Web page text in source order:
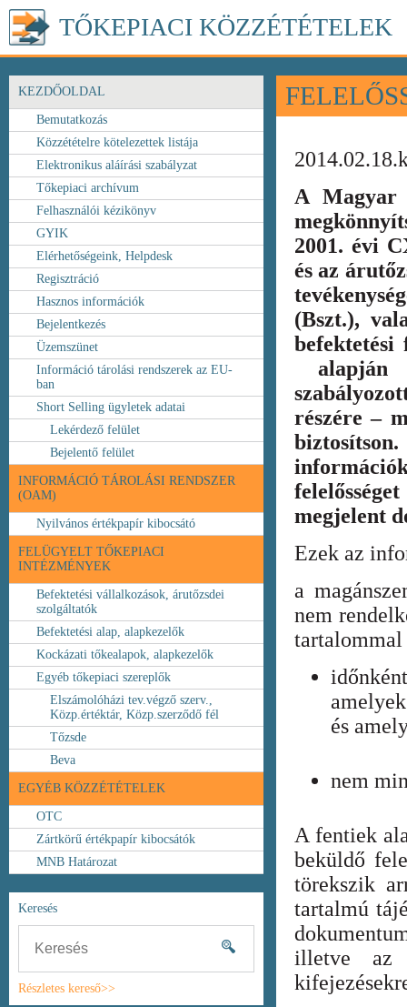
TŐKEPIACI KÖZZÉTÉTELEK
KEZDŐOLDAL
Bemutatkozás
Közzétételre kötelezettek listája
Elektronikus aláírási szabályzat
Tőkepiaci archívum
Felhasználói kézikönyv
GYIK
Elérhetőségeink, Helpdesk
Regisztráció
Hasznos információk
Bejelentkezés
Üzemszünet
Információ tárolási rendszerek az EU-
ban
Short Selling ügyletek adatai
Lekérdező felület
Bejelentő felület
INFORMÁCIÓ TÁROLÁSI RENDSZER
(OAM)
Nyilvános értékpapír kibocsátó
FELÜGYELT TŐKEPIACI
INTÉZMÉNYEK
Befektetési vállalkozások, árutőzsdei
szolgáltatók
Befektetési alap, alapkezelők
Kockázati tőkealapok, alapkezelők
Egyéb tőkepiaci szereplők
Elszámolóházi tev.végző szerv.,
Közp.értéktár, Közp.szerződő fél
Tőzsde
Beva
EGYÉB KÖZZÉTÉTELEK
OTC
Zártkörű értékpapír kibocsátók
MNB Határozat
Keresés
Részletes kereső>>
A Magyar
2001. évi
és az
(Bszt.),
alapján
részére –
megjelent
Ezek az
a
nem
és
nem
A fentiek
beküldő
törekszik
tartalmú
illetve az